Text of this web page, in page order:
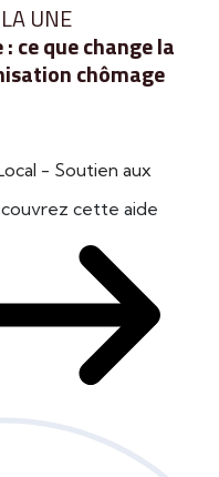
UNE
ce que change la
chômage
- Soutien aux
cette aide